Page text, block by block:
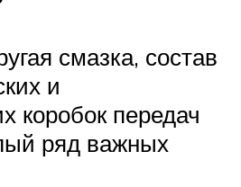
смазка, состав
и
коробок передач
ряд важных